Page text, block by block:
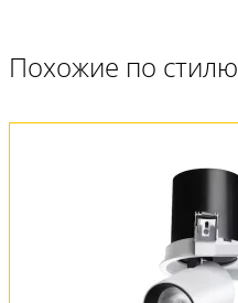
Похожие по стилю